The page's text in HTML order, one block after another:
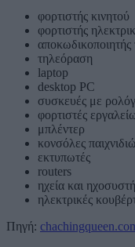
φορτιστής κινητού
φορτιστής
τηλεόραση
laptop
desktop PC
συσκευές με
φορτιστές
μπλέντερ
κονσόλες
εκτυπωτές
routers
ηχεία και
ηλεκτρικές
Πηγή: